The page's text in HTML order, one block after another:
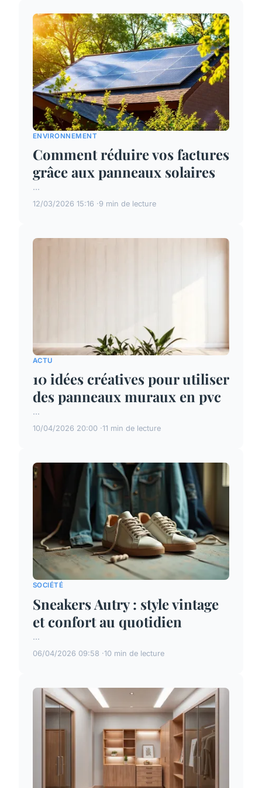
ENVIRONNEMENT
Comment réduire vos factures
grâce aux panneaux solaires
...
12/03/2026 15:16 9 min de lecture
ACTU
10 idées créatives pour utiliser
des panneaux muraux en pvc
...
10/04/2026 20:00 11 min de lecture
SOCIÉTÉ
Sneakers Autry : style vintage
et confort au quotidien
...
06/04/2026 09:58 10 min de lecture